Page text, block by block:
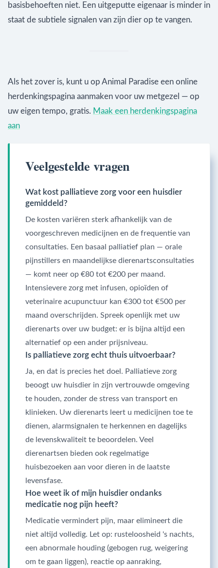
basisbehoeften niet. Een uitgeputte eigenaar is minder in
staat de subtiele signalen van zijn dier op te vangen.
Als het zover is, kunt u op Animal Paradise een online
herdenkingspagina aanmaken voor uw metgezel — op
uw eigen tempo, gratis. Maak een herdenkingspagina
aan
Veelgestelde vragen
Wat kost palliatieve zorg voor een huisdier
gemiddeld?
De kosten variëren sterk afhankelijk van de
voorgeschreven medicijnen en de frequentie van
consultaties. Een basaal palliatief plan — orale
pijnstillers en maandelijkse dierenartsconsultaties
— komt neer op €80 tot €200 per maand.
Intensievere zorg met infusen, opioïden of
veterinaire acupunctuur kan €300 tot €500 per
maand overschrijden. Spreek openlijk met uw
dierenarts over uw budget: er is bijna altijd een
alternatief op een ander prijsniveau.
Is palliatieve zorg echt thuis uitvoerbaar?
Ja, en dat is precies het doel. Palliatieve zorg
beoogt uw huisdier in zijn vertrouwde omgeving
te houden, zonder de stress van transport en
klinieken. Uw dierenarts leert u medicijnen toe te
dienen, alarmsignalen te herkennen en dagelijks
de levenskwaliteit te beoordelen. Veel
dierenartsen bieden ook regelmatige
huisbezoeken aan voor dieren in de laatste
levensfase.
Hoe weet ik of mijn huisdier ondanks
medicatie nog pijn heeft?
Medicatie vermindert pijn, maar elimineert die
niet altijd volledig. Let op: rusteloosheid 's nachts,
een abnormale houding (gebogen rug, weigering
om te gaan liggen), reactie op aanraking,